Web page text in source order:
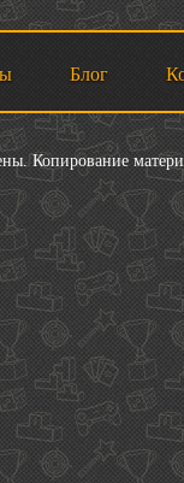
Блог
Копирование